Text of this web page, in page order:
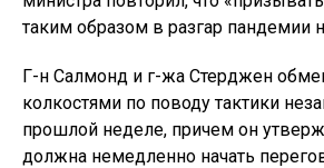
таким образом в разгар пандемии
Г-н Салмонд и г-жа Стерджен
колкостями по поводу тактики
прошлой неделе, причем он
должна немедленно начать